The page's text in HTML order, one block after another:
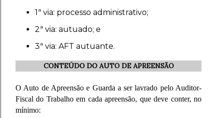
1ª via: processo administrativo;
2ª via: autuado; e
3ª via: AFT autuante.
CONTEÚDO DO AUTO DE APREENSÃO
O Auto de Apreensão e Guarda a ser lavrado pelo Auditor-
Fiscal do Trabalho em cada apreensão, que deve conter, no
mínimo: